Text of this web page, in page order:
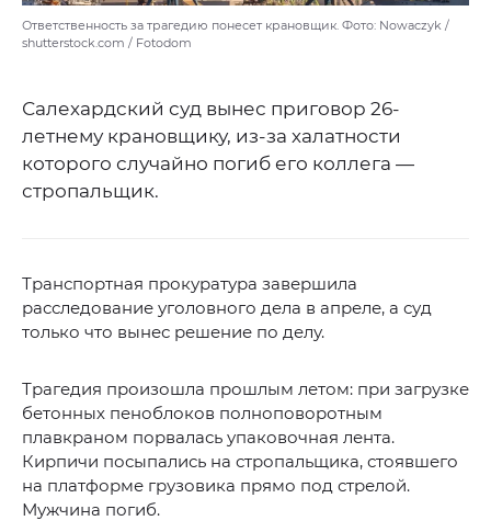
Ответственность за трагедию понесет крановщик. Фото: Nowaczyk /
shutterstock.com / Fotodom
Салехардский суд вынес приговор 26-
летнему крановщику, из-за халатности
которого случайно погиб его коллега —
стропальщик.
Транспортная прокуратура завершила
расследование уголовного дела в апреле, а суд
только что вынес решение по делу.
Трагедия произошла прошлым летом: при загрузке
бетонных пеноблоков полноповоротным
плавкраном порвалась упаковочная лента.
Кирпичи посыпались на стропальщика, стоявшего
на платформе грузовика прямо под стрелой.
Мужчина погиб.